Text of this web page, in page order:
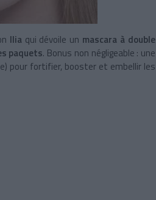
Iliaqui dévoile un mascara à double
paquets. Bonus non négligeable : une
pour fortifier, booster et embellir les